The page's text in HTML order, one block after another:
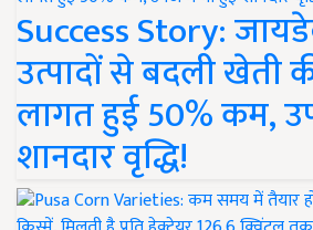
Success Story:
उत्पादों से बदली खेती
लागत हुई 50% कम,
शानदार वृद्धि!